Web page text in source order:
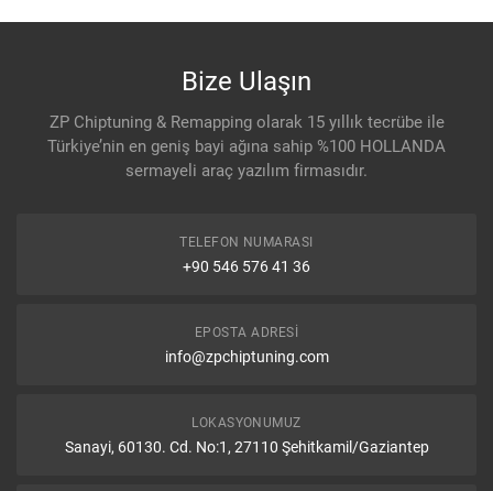
Bize Ulaşın
ZP Chiptuning & Remapping olarak 15 yıllık tecrübe ile
Türkiye’nin en geniş bayi ağına sahip %100 HOLLANDA
sermayeli araç yazılım firmasıdır.
TELEFON NUMARASI
+90 546 576 41 36
EPOSTA ADRESI
info@zpchiptuning.com
LOKASYONUMUZ
Sanayi, 60130. Cd. No:1, 27110 Şehitkamil/Gaziantep